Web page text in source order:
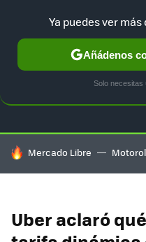
TESLA UBER AUTO
HOY SE HABLA DE
Mercado Libre
Uber aclaró
Ya puedes ver más
Añádenos
Solo necesitas